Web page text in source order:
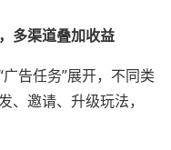
多渠道叠加收益
告任务”展开，不同类
、邀请、升级玩法，